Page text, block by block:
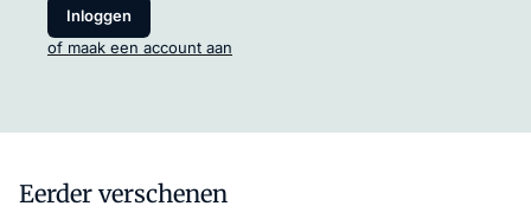
Inloggen
of maak een account aan
Eerder verschenen